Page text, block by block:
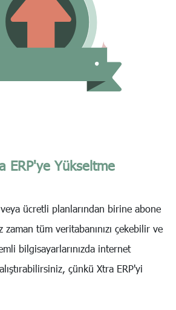
ERP'ye Yükseltme
ücretli planlarından birine abone
zaman tüm veritabanınızı çekebilir ve
bilgisayarlarınızda internet
çünkü Xtra ERP'yi